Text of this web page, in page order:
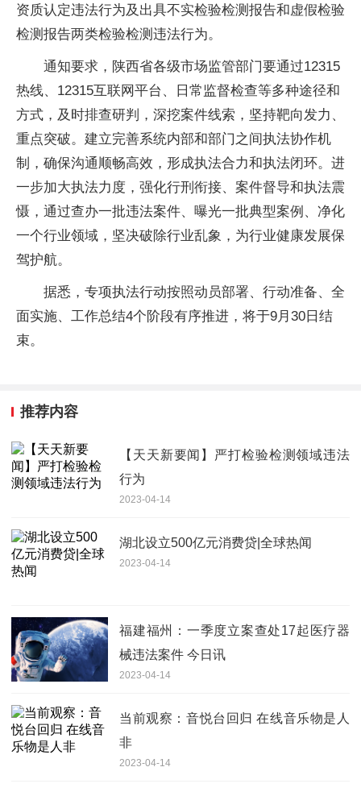
资质认定违法行为及出具不实检验检测报告和虚假检验
检测报告两类检验检测违法行为。
通知要求，陕西省各级市场监管部门要通过12315
热线、12315互联网平台、日常监督检查等多种途径和
方式，及时排查研判，深挖案件线索，坚持靶向发力、
重点突破。建立完善系统内部和部门之间执法协作机
制，确保沟通顺畅高效，形成执法合力和执法闭环。进
一步加大执法力度，强化行刑衔接、案件督导和执法震
慑，通过查办一批违法案件、曝光一批典型案例、净化
一个行业领域，坚决破除行业乱象，为行业健康发展保
驾护航。
据悉，专项执法行动按照动员部署、行动准备、全
面实施、工作总结4个阶段有序推进，将于9月30日结
束。
推荐内容
【天天新要闻】严打检验检测领域违法
行为
2023-04-14
湖北设立500亿元消费贷|全球热闻
2023-04-14
福建福州：一季度立案查处17起医疗器
械违法案件 今日讯
2023-04-14
当前观察：音悦台回归 在线音乐物是人
非
2023-04-14